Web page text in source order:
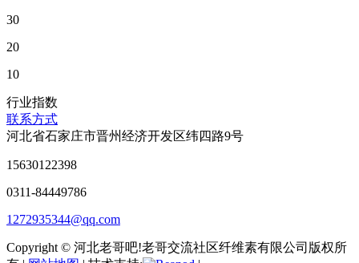
30
20
10
行业指数
联系方式
河北省石家庄市晋州经济开发区纬四路9号
15630122398
0311-84449786
1272935344@qq.com
Copyright © 河北老哥吧!老哥交流社区纤维素有限公司版权所